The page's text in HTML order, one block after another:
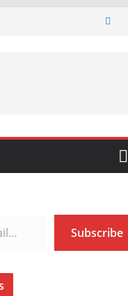
Subscribe